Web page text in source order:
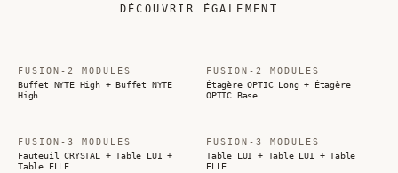
DÉCOUVRIR ÉGALEMENT
FUSION-2 MODULES
Buffet NYTE High + Buffet NYTE
High
FUSION-2 MODULES
Étagère OPTIC Long + Étagère
OPTIC Base
FUSION-3 MODULES
Fauteuil CRYSTAL + Table LUI +
Table ELLE
FUSION-3 MODULES
Table LUI + Table LUI + Table
ELLE